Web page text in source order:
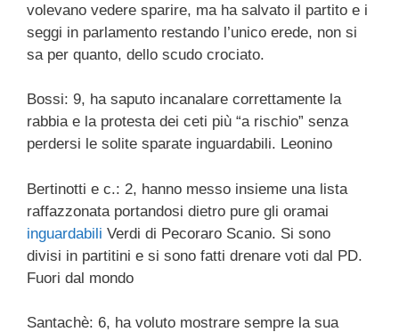
volevano vedere sparire, ma ha salvato il partito e i
seggi in parlamento restando l’unico erede, non si
sa per quanto, dello scudo crociato.
Bossi: 9, ha saputo incanalare correttamente la
rabbia e la protesta dei ceti più “a rischio” senza
perdersi le solite sparate inguardabili. Leonino
Bertinotti e c.: 2, hanno messo insieme una lista
raffazzonata portandosi dietro pure gli oramai
inguardabili Verdi di Pecoraro Scanio. Si sono
divisi in partitini e si sono fatti drenare voti dal PD.
Fuori dal mondo
Santachè: 6, ha voluto mostrare sempre la sua